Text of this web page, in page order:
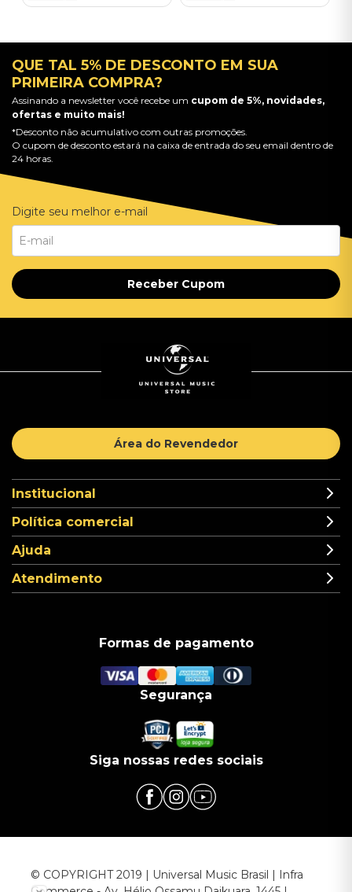
QUE TAL 5% DE DESCONTO EM SUA
PRIMEIRA COMPRA?
Assinando a newsletter você recebe um cupom de 5%, novidades,
ofertas e muito mais!
*Desconto não acumulativo com outras promoções.
O cupom de desconto estará na caixa de entrada do seu email dentro de
24 horas.
Digite seu melhor e-mail
Receber Cupom
Área do Revendedor
Institucional
Política comercial
Ajuda
Atendimento
Formas de pagamento
Segurança
Siga nossas redes sociais
© COPYRIGHT 2019 | Universal Music Brasil | Infra